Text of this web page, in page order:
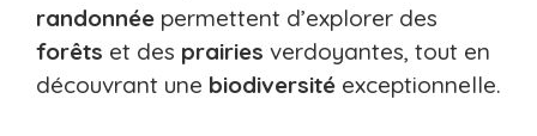
randonnée permettent d’explorer des
forêts et des prairies verdoyantes, tout en
découvrant une biodiversité exceptionnelle.